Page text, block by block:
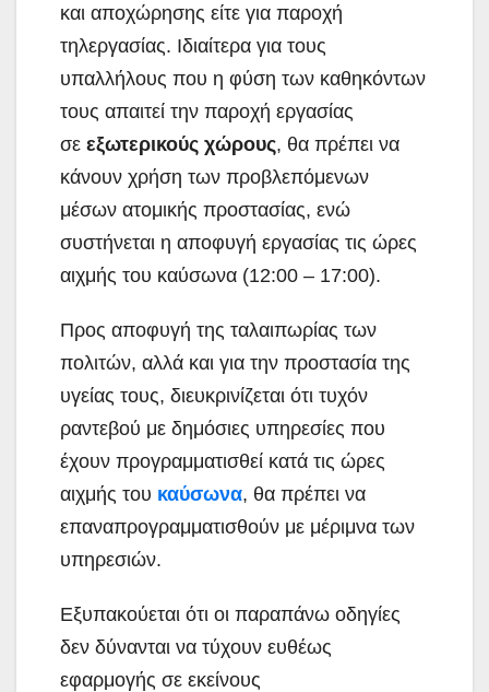
και αποχώρησης είτε για παροχή
τηλεργασίας. Ιδιαίτερα για τους
υπαλλήλους που η φύση των καθηκόντων
τους απαιτεί την παροχή εργασίας
σε εξωτερικούς χώρους, θα πρέπει να
κάνουν χρήση των προβλεπόμενων
μέσων ατομικής προστασίας, ενώ
συστήνεται η αποφυγή εργασίας τις ώρες
αιχμής του καύσωνα (12:00 – 17:00).
Προς αποφυγή της ταλαιπωρίας των
πολιτών, αλλά και για την προστασία της
υγείας τους, διευκρινίζεται ότι τυχόν
ραντεβού με δημόσιες υπηρεσίες που
έχουν προγραμματισθεί κατά τις ώρες
αιχμής του καύσωνα, θα πρέπει να
επαναπρογραμματισθούν με μέριμνα των
υπηρεσιών.
Εξυπακούεται ότι οι παραπάνω οδηγίες
δεν δύνανται να τύχουν ευθέως
εφαρμογής σε εκείνους